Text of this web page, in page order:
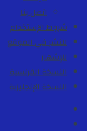
اتصل بنا
شروط الإستخدام
للنشر في الموقع
للإشهار
النسخة الفرنسية
النسخة الإنجليزية